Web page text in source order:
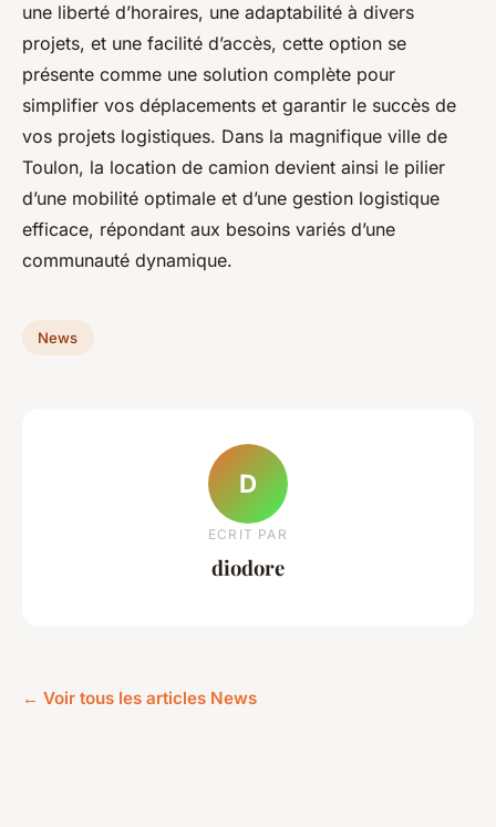
une liberté d’horaires, une adaptabilité à divers
projets, et une facilité d’accès, cette option se
présente comme une solution complète pour
simplifier vos déplacements et garantir le succès de
vos projets logistiques. Dans la magnifique ville de
Toulon, la location de camion devient ainsi le pilier
d’une mobilité optimale et d’une gestion logistique
efficace, répondant aux besoins variés d’une
communauté dynamique.
News
D
ECRIT PAR
diodore
← Voir tous les articles News